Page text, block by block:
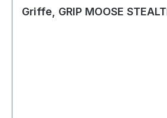
Griffe, GRIP MOOSE